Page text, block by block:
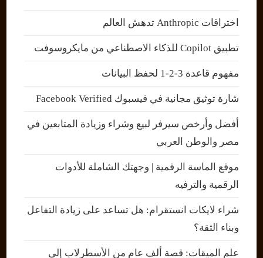
اختراقات Anthropic تدهش العالم
تطبيق Copilot للذكاء الاصطناعي من مايكروسوفت
مفهوم قاعدة 3-2-1 لحفظ البيانات
شارة توثيق مجانية في فيسبوك Facebook Verified
أفضل وأرخص سيرفر لبيع وشراء وزيادة المتابعين في
مصر والوطن العربي
موقع الماسة الرقمية | وجهتك الشاملة للأدوات
الرقمية والترفيه
شراء لايكات انستقرام: هل تساعد على زيادة التفاعل
وبناء الثقة؟
علم الميقات: قصة ألف عام من الأسطرلاب إلى